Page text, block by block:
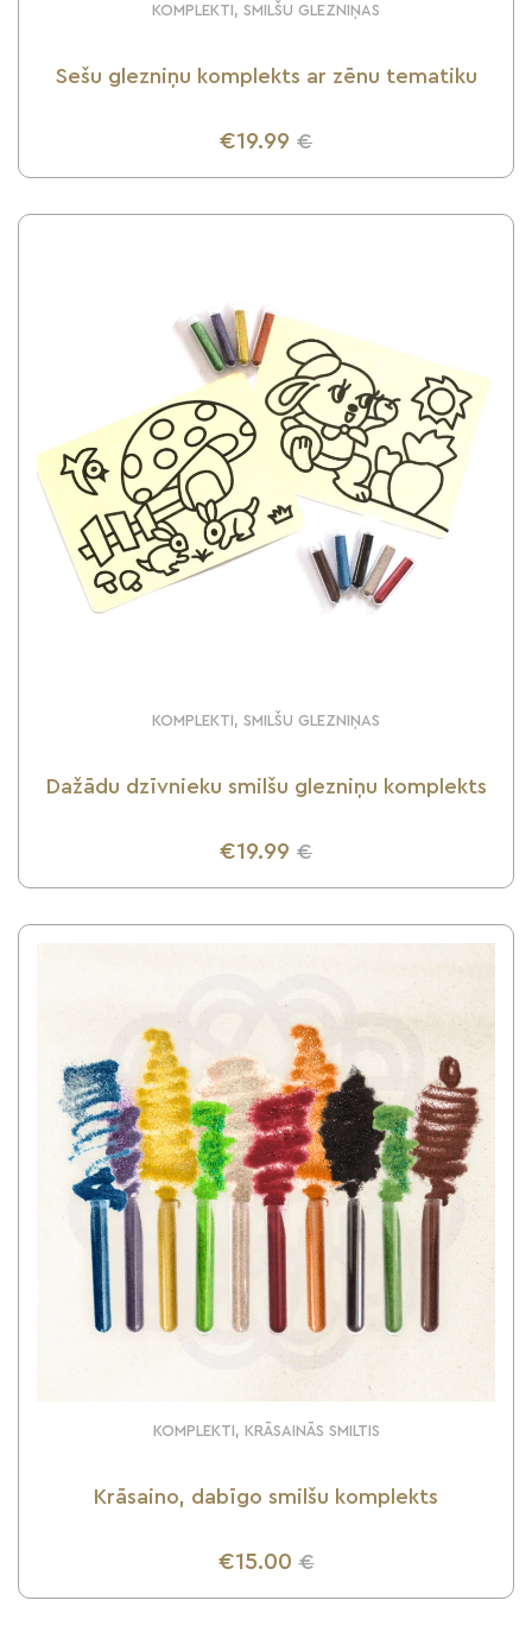
KOMPLEKTI, SMILŠU GLEZNIŅAS
Sešu glezniņu komplekts ar zēnu tematiku
€19.99 €
UZZINI VAIRĀK
KOMPLEKTI, SMILŠU GLEZNIŅAS
Dažādu dzīvnieku smilšu glezniņu komplekts
€19.99 €
UZZINI VAIRĀK
KOMPLEKTI, KRĀSAINĀS SMILTIS
Krāsaino, dabīgo smilšu komplekts
€15.00 €
UZZINI VAIRĀK